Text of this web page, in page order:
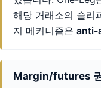
해당 거래소의 슬
지 메커니즘은 anti-
Margin/futures 권